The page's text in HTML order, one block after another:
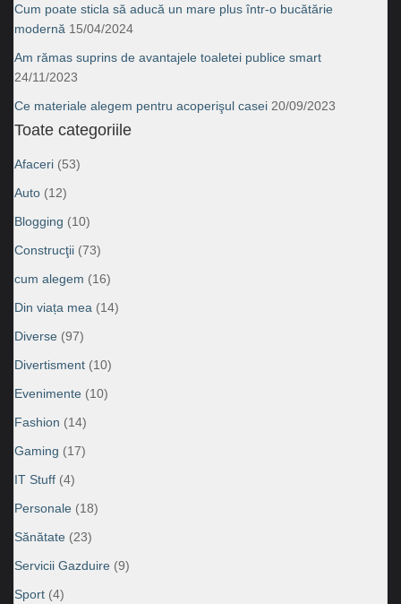
Cum poate sticla să aducă un mare plus într-o bucătărie
modernă 15/04/2024
Am rămas suprins de avantajele toaletei publice smart
24/11/2023
Ce materiale alegem pentru acoperişul casei 20/09/2023
Toate categoriile
Afaceri (53)
Auto (12)
Blogging (10)
Construcţii (73)
cum alegem (16)
Din viața mea (14)
Diverse (97)
Divertisment (10)
Evenimente (10)
Fashion (14)
Gaming (17)
IT Stuff (4)
Personale (18)
Sănătate (23)
Servicii Gazduire (9)
Sport (4)